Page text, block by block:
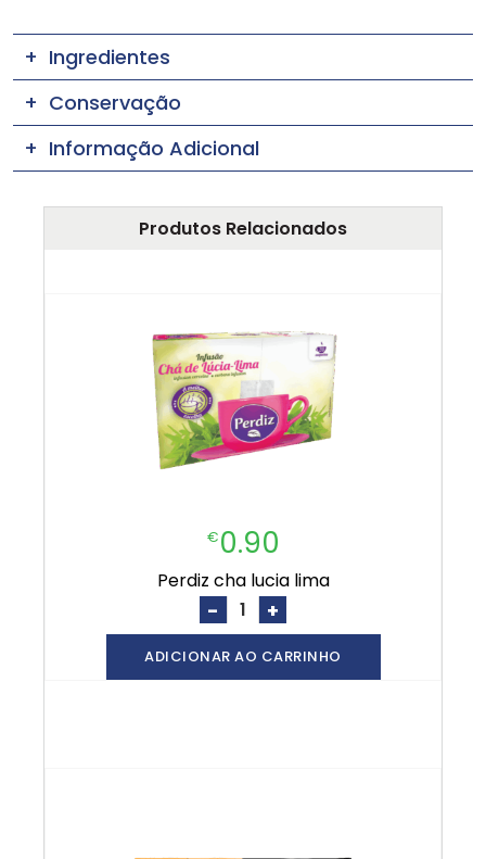
Ingredientes
Conservação
Informação Adicional
Produtos Relacionados
€0.90
perdiz cha lucia lima
- +
ADICIONAR AO CARRINHO